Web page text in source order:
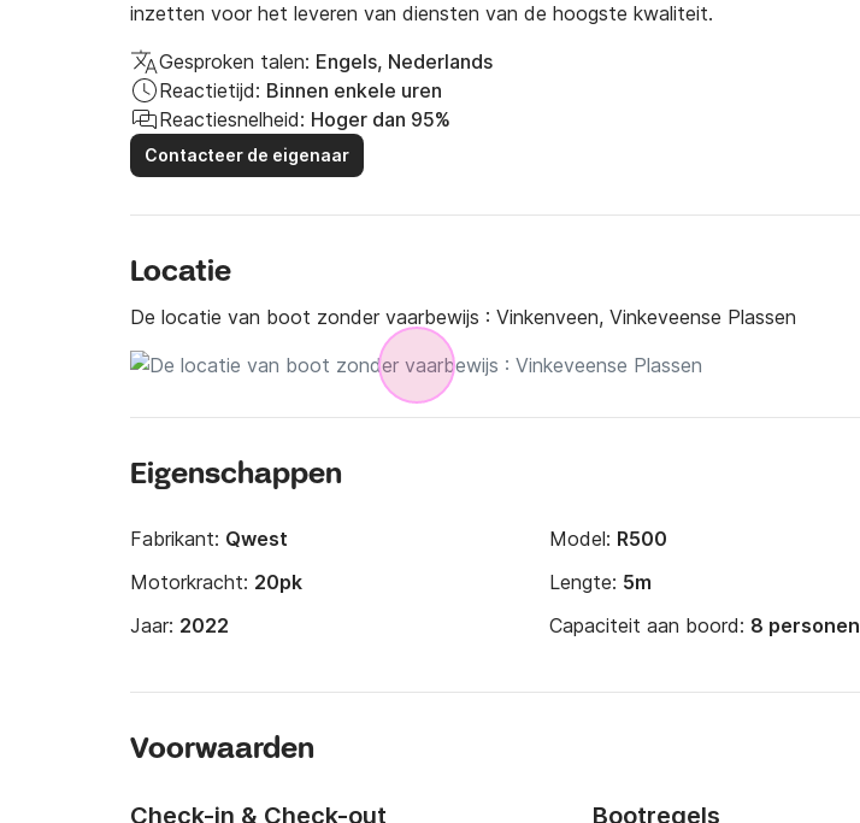
inzetten voor het leveren van diensten van de hoogste kwaliteit.
Gesproken talen: Engels, Nederlands
Reactietijd: Binnen enkele uren
Reactiesnelheid: Hoger dan 95%
Contacteer de eigenaar
Locatie
De locatie van boot zonder vaarbewijs : Vinkenveen, Vinkeveense Plassen
Eigenschappen
Fabrikant: Qwest Model: R500
Motorkracht: 20pk Lengte: 5m
Jaar: 2022 Capaciteit aan boord: 8 personen
Voorwaarden
Check-in & Check-out Bootregels